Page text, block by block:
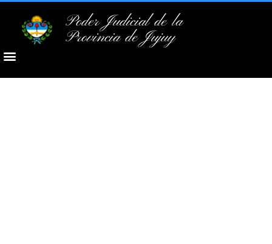
Poder Judicial de la
Provincia de Jujuy